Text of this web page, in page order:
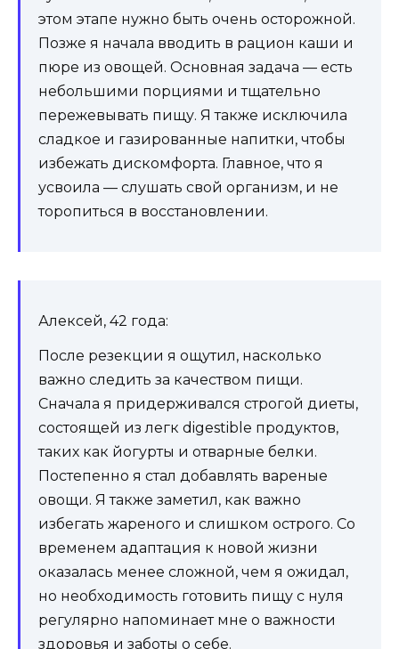
этом этапе нужно быть очень осторожной.
Позже я начала вводить в рацион каши и
пюре из овощей. Основная задача — есть
небольшими порциями и тщательно
пережевывать пищу. Я также исключила
сладкое и газированные напитки, чтобы
избежать дискомфорта. Главное, что я
усвоила — слушать свой организм, и не
торопиться в восстановлении.
Алексей, 42 года:
После резекции я ощутил, насколько
важно следить за качеством пищи.
Сначала я придерживался строгой диеты,
состоящей из легк digestible продуктов,
таких как йогурты и отварные белки.
Постепенно я стал добавлять вареные
овощи. Я также заметил, как важно
избегать жареного и слишком острого. Со
временем адаптация к новой жизни
оказалась менее сложной, чем я ожидал,
но необходимость готовить пищу с нуля
регулярно напоминает мне о важности
здоровья и заботы о себе.